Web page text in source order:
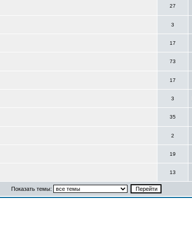
27
3
17
73
17
3
35
2
19
13
Показать темы: